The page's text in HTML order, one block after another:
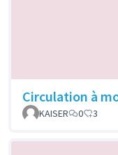
Circulation à
KAISER 0 3